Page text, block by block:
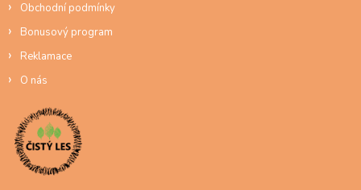
Obchodní podmínky
Bonusový program
Reklamace
O nás